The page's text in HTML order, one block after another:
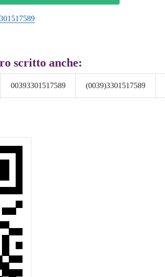
scritto anche:
00393301517589 (0039)3301517589